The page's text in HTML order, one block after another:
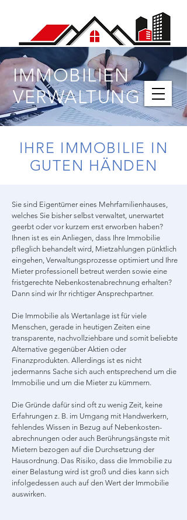
Tel. 0173 - 24 60 800
IMMOBILIEN
VERWALTUNG
IHRE IMMOBILIE IN
GUTEN HÄNDEN
Sie sind Eigentümer eines Mehrfamilienhauses,
welches Sie bisher selbst verwaltet, unerwartet
geerbt oder vor kurzem erst erworben haben?
Ihnen ist es ein Anliegen, dass Ihre Immobilie
pfleglich behandelt wird, Mietzahlungen pünktlich
eingehen, Verwaltungsprozesse optimiert und Ihre
Mieter professionell betreut werden sowie eine
fristgerechte Nebenkostenabrechnung erhalten?
Dann sind wir Ihr richtiger Ansprechpartner.
Die Immobilie als Wertanlage ist für viele
Menschen, gerade in heutigen Zeiten eine
transparente, nachvollziehbare und somit beliebte
Alternative gegenüber Aktien oder
Finanzprodukten. Allerdings ist es nicht
jedermanns Sache sich auch entsprechend um die
Immobilie und um die Mieter zu kümmern.
Die Gründe dafür sind oft zu wenig Zeit, keine
Erfahrungen z. B. im Umgang mit Handwerkern,
fehlendes Wissen in Bezug auf Nebenkosten-
abrechnungen oder auch Berührungsängste mit
Mietern bezogen auf die Durchsetzung der
Hausordnung. Das Risiko, dass die Immobilie zu
einer Belastung wird ist groß und dies kann sich
infolgedessen auch auf den Wert der Immobilie
auswirken.